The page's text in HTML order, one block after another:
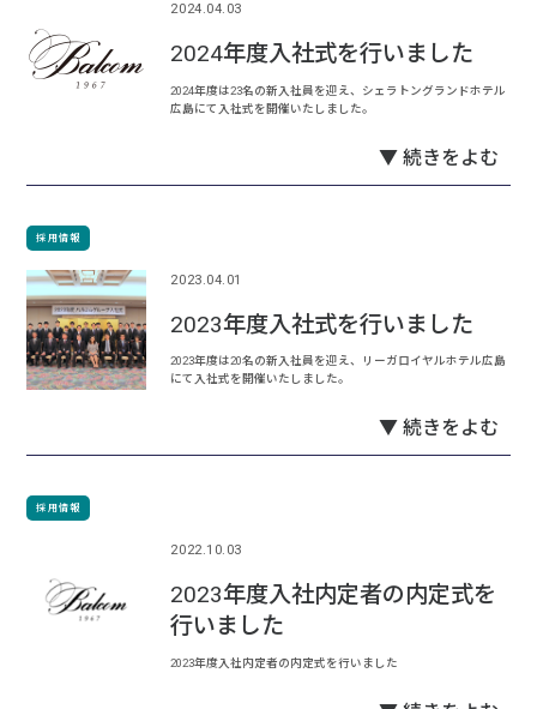
2024.04.03
2024年度入社式を行いました
2024年度は23名の新入社員を迎え、シェラトングランドホテル
広島にて入社式を開催いたしました。
▼ 続きをよむ
2023.04.01
2023年度入社式を行いました
2023年度は20名の新入社員を迎え、リーガロイヤルホテル広島
にて入社式を開催いたしました。
採用情報
▼ 続きをよむ
2022.10.03
2023年度入社内定者の内定式を
行いました
2023年度入社内定者の内定式を行いました
採用情報